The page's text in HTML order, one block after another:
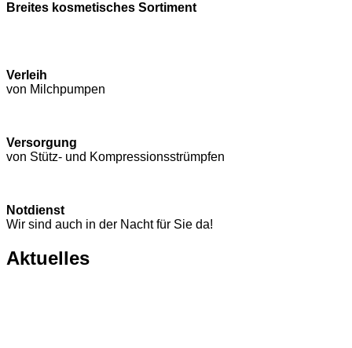
Breites kosmetisches Sortiment
Verleih
von Milchpumpen
Versorgung
von Stütz- und Kompressions­strümpfen
Notdienst
Wir sind auch in der Nacht für Sie da!
Aktuelles